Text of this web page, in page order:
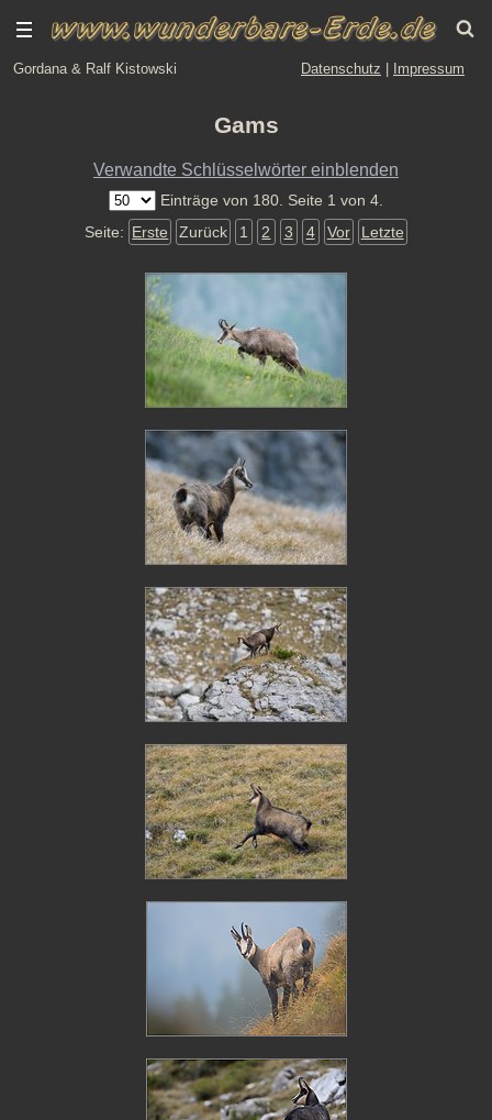
Gordana & Ralf Kistowski Datenschutz Impressum
Gams
Verwandte Schlüsselwörter einblenden
Einträge von 180. Seite 1 von 4.
Seite: Erste Zurück 1 2 3 4 Vor Letzte